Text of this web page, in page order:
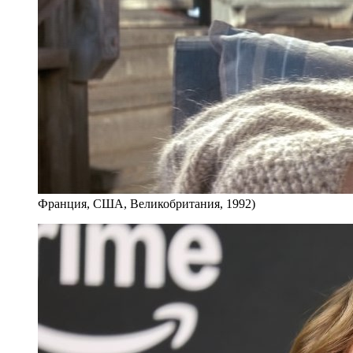
Франция, США, Великобритания, 1992)